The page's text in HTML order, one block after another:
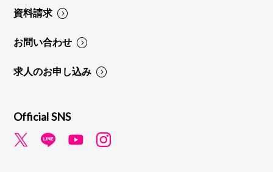
資料請求
お問い合わせ
求人のお申し込み
Official SNS